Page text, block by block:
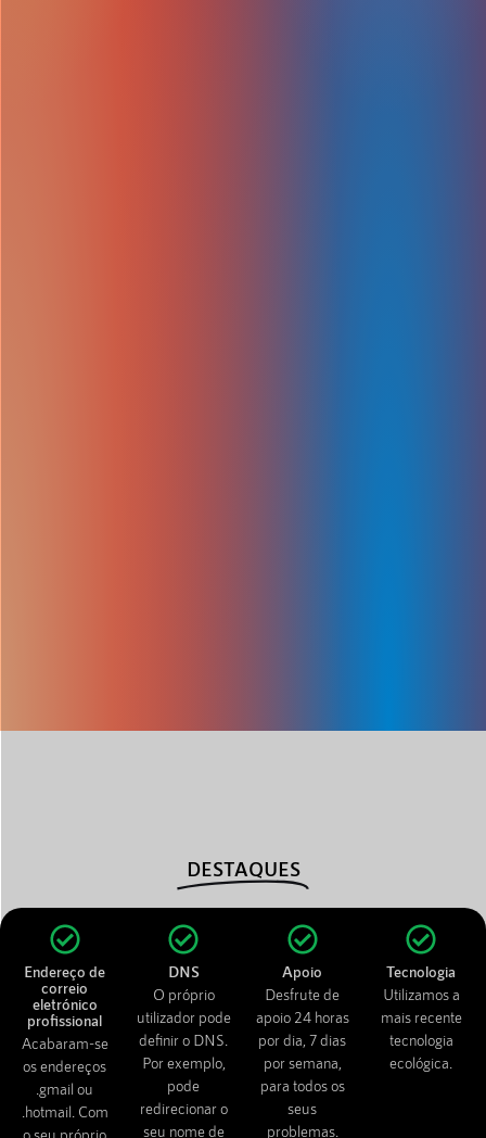
Endereço de
correio
eletrónico
profissional
Acabaram-se
os endereços
.gmail ou
.hotmail. Com
o seu próprio
DNS
O próprio
utilizador pode
definir o DNS.
Por exemplo,
pode
redirecionar o
seu nome de
Apoio
Desfrute de
apoio 24 horas
por dia, 7 dias
por semana,
para todos os
seus
problemas.
Tecnologia
Utilizamos a
mais recente
tecnologia
ecológica.
DESTAQUES